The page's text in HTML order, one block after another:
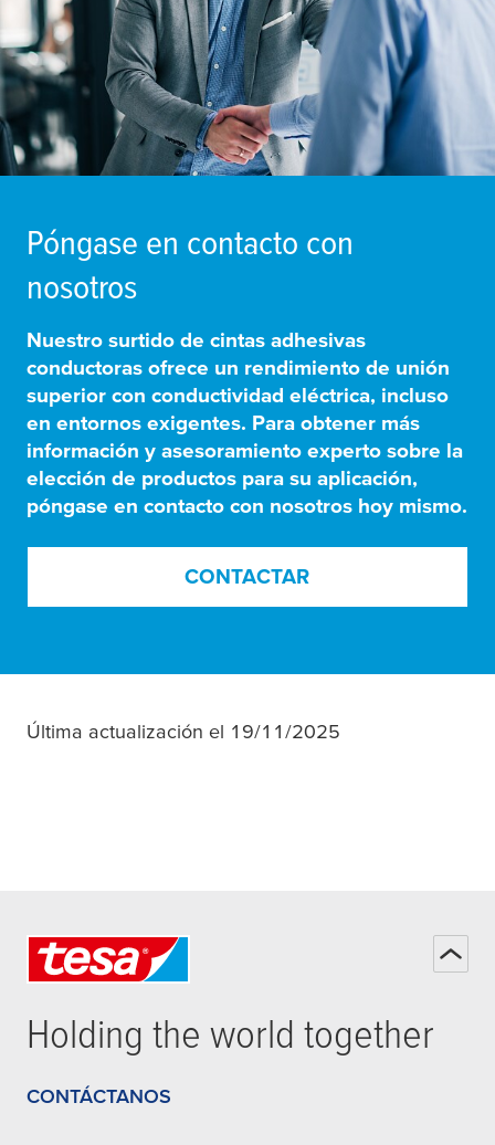
Póngase en contacto con
nosotros
Nuestro surtido de cintas adhesivas
conductoras ofrece un rendimiento de unión
superior con conductividad eléctrica, incluso
en entornos exigentes. Para obtener más
información y asesoramiento experto sobre la
elección de productos para su aplicación,
póngase en contacto con nosotros hoy mismo.
CONTACTAR
Última actualización el 19/11/2025
Holding the world together
CONTÁCTANOS